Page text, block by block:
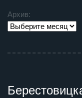
Архив: